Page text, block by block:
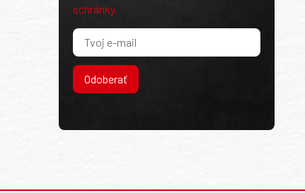
schránky.
Odoberať